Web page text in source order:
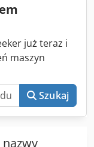
kg
FASSI
już teraz i
maszyn
Szukaj